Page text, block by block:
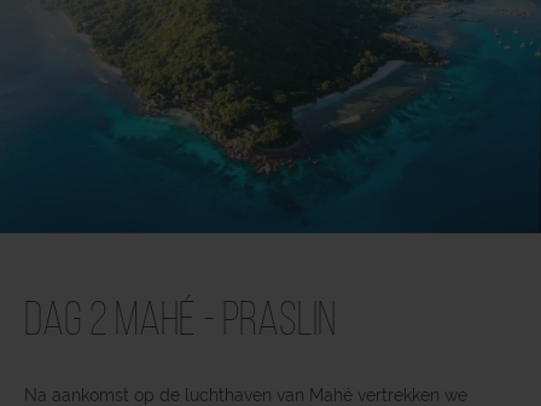
Dag 2 Mahé - Praslin
Na aankomst op de luchthaven van Mahé vertrekken we